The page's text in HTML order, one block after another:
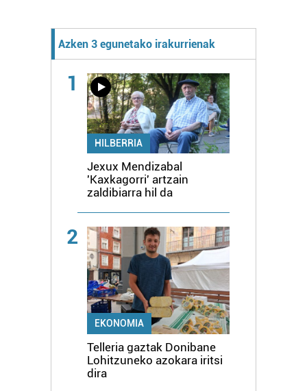
Azken 3 egunetako irakurrienak
1
HILBERRIA
Jexux Mendizabal
'Kaxkagorri' artzain
zaldibiarra hil da
2
EKONOMIA
Telleria gaztak Donibane
Lohitzuneko azokara iritsi
dira